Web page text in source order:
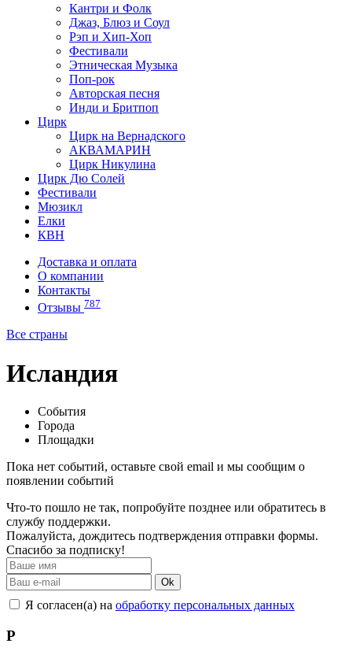
Кантри и Фолк
Джаз, Блюз и Соул
Рэп и Хип-Хоп
Фестивали
Этническая Музыка
Поп-рок
Авторская песня
Инди и Бритпоп
Цирк
Цирк на Вернадского
АКВАМАРИН
Цирк Никулина
Цирк Дю Солей
Фестивали
Мюзикл
Елки
КВН
Доставка и оплата
О компании
Контакты
Отзывы 787
Все страны
Исландия
События
Города
Площадки
Пока нет событий, оставьте свой email и мы сообщим о
появлении событий
Что-то пошло не так, попробуйте позднее или обратитесь в
службу поддержки.
Пожалуйста, дождитесь подтверждения отправки формы.
Спасибо за подписку!
Ok
Я согласен(а) на обработку персональных данных
Р